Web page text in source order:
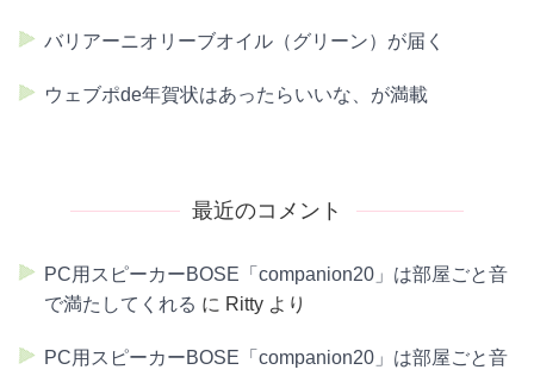
バリアーニオリーブオイル（グリーン）が届く
ウェブポde年賀状はあったらいいな、が満載
最近のコメント
PC用スピーカーBOSE「companion20」は部屋ごと音
で満たしてくれる に Ritty より
PC用スピーカーBOSE「companion20」は部屋ごと音